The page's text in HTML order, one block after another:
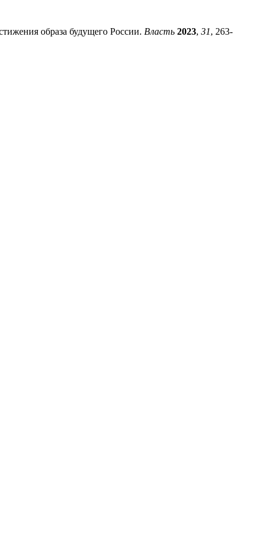
образа будущего России. Власть 2023, 31, 263-